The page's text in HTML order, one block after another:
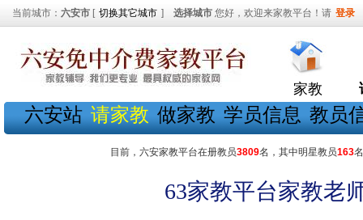
当前城市： 六安市 [ 切换其它城市 ] 选择城市 您好，欢迎来家教平台！请 登录
家教
六安站 请家教 做家教 学员信息 教员
目前，六安家教平台在册教员3809名，其中明星教员163
63家教平台家教老